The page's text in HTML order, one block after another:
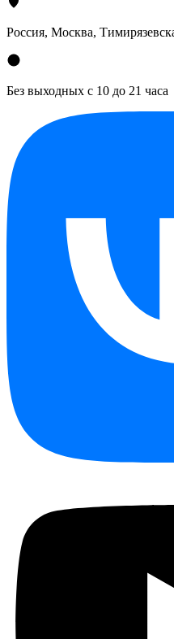
Россия, Москва,
Без выходных с 10 до 21 часа